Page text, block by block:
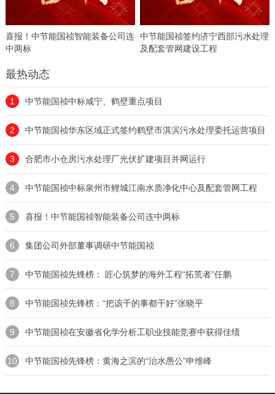
喜报！中节能国祯智能装备公司连
中两标
中节能国祯签约济宁西部污水处理
及配套管网建设工程
最热动态
1 中节能国祯中标咸宁、鹤壁重点项目
2 中节能国祯华东区域正式签约鹤壁市淇滨污水处理委托运营项目
3 合肥市小仓房污水处理厂光伏扩建项目并网运行
4 中节能国祯中标泉州市鲤城江南水质净化中心及配套管网工程
5 喜报！中节能国祯智能装备公司连中两标
6 集团公司外部董事调研中节能国祯
7 中节能国祯先锋榜： 匠心筑梦的海外工程“拓荒者”任鹏
8 中节能国祯先锋榜：“把该干的事都干好”张晓平
9 中节能国祯在安徽省化学分析工职业技能竞赛中获得佳绩
10 中节能国祯先锋榜：黄海之滨的“治水愚公”申维峰